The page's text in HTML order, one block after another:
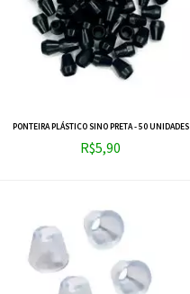
PONTEIRA PLÁSTICO SINO PRETA - 50 UNIDADES
R$5,90